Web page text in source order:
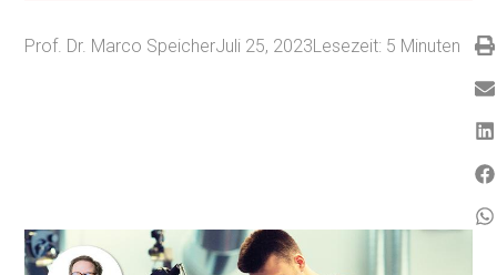
Prof. Dr. Marco SpeicherJuli 25, 2023Lesezeit: 5 Minuten